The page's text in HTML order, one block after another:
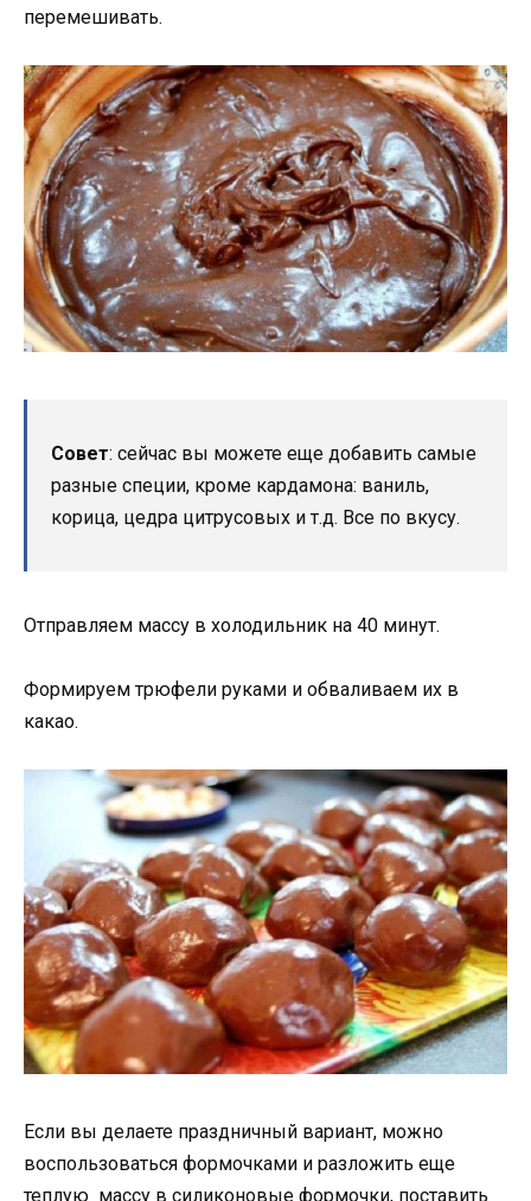
перемешивать.
Совет: сейчас вы можете еще добавить самые
разные специи, кроме кардамона: ваниль,
корица, цедра цитрусовых и т.д. Все по вкусу.
Отправляем массу в холодильник на 40 минут.
Формируем трюфели руками и обваливаем их в
какао.
Если вы делаете праздничный вариант, можно
воспользоваться формочками и разложить еще
теплую массу в силиконовые формочки, поставить